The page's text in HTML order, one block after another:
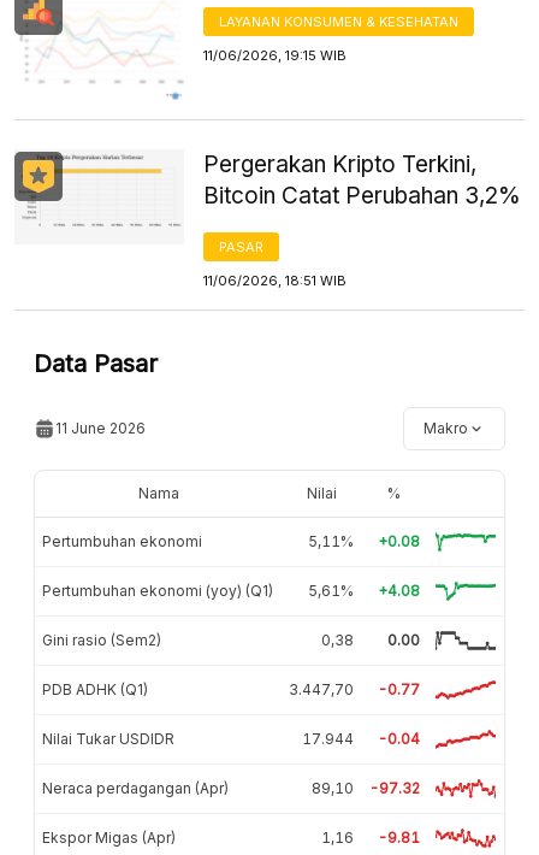
LAYANAN KONSUMEN & KESEHATAN
11/06/2026, 19:15 WIB
Pergerakan Kripto Terkini,
Bitcoin Catat Perubahan 3,2%
PASAR
11/06/2026, 18:51 WIB
Data Pasar
11 June 2026 Makro
Nama Nilai %
Pertumbuhan ekonomi 5,11% +0.08
Pertumbuhan ekonomi (yoy) (Q1) 5,61% +4.08
Gini rasio (Sem2) 0,38 0.00
PDB ADHK (Q1) 3.447,70 -0.77
Nilai Tukar USDIDR 17.944 -0.04
Neraca perdagangan (Apr) 89,10 -97.32
Ekspor Migas (Apr) 1,16 -9.81